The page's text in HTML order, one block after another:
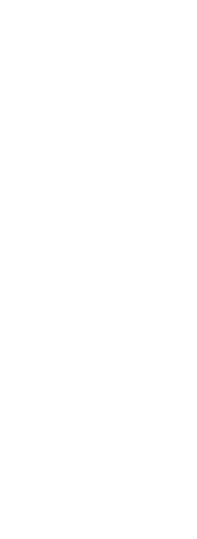
Lapas Sekayu